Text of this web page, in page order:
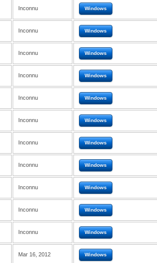
Inconnu Windows
Inconnu Windows
Inconnu Windows
Inconnu Windows
Inconnu Windows
Inconnu Windows
Inconnu Windows
Inconnu Windows
Inconnu Windows
Inconnu Windows
Inconnu Windows
Mar 16, 2012 Windows